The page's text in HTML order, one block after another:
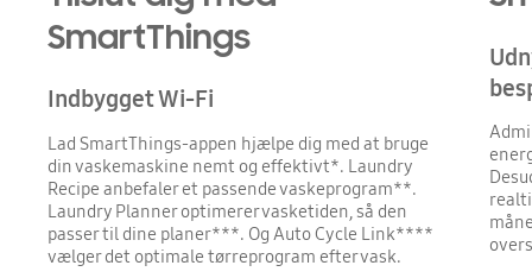
SmartThings
Indbygget Wi-Fi
Lad SmartThings-appen hjælpe dig med at bruge
din vaskemaskine nemt og effektivt*. Laundry
Recipe anbefaler et passende vaskeprogram**.
Laundry Planner optimerer vasketiden, så den
passer til dine planer***. Og Auto Cycle Link****
vælger det optimale tørreprogram efter vask.